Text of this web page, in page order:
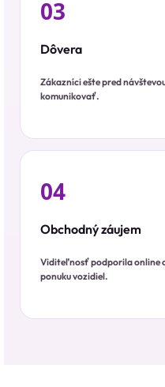
03
Dôvera
Zákazníci ešte pred
komunikovať.
04
Obchodný záujem
Viditeľnosť podporila online
ponuku vozidiel.